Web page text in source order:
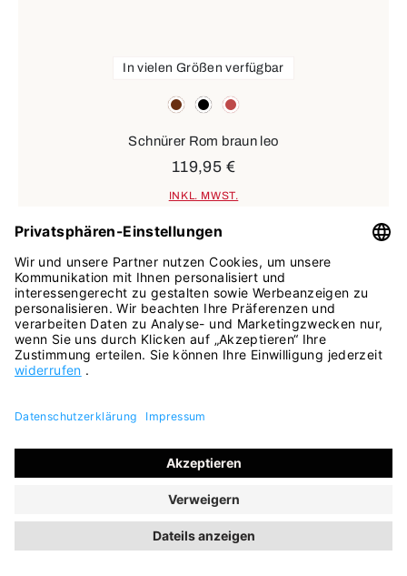
braunschwarz
rot
In vielen Größen verfügbar
Schnürer Rom braun leo
119,95 €
INKL. MWST.